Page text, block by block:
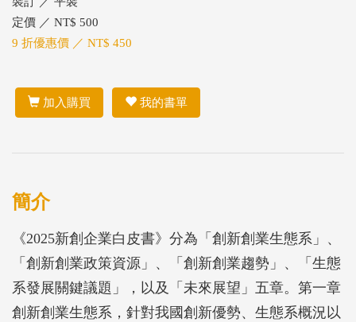
定價 ／ NT$ 500
9 折優惠價 ／ NT$ 450
加入購買 我的書單
簡介
《2025新創企業白皮書》分為「創新創業生態系」、
「創新創業政策資源」、「創新創業趨勢」、「生態
系發展關鍵議題」，以及「未來展望」五章。第一章
創新創業生態系，針對我國創新優勢、生態系概況以